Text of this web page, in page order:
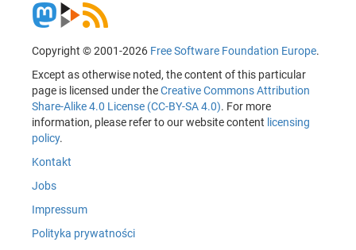
Copyright © 2001-2026 Free Software Foundation Europe.
Except as otherwise noted, the content of this particular
page is licensed under theCreative Commons Attribution
Share-Alike 4.0 License (CC-BY-SA 4.0). For more
information, please refer to our website content licensing
policy.
Kontakt
Jobs
Impressum
Polityka prywatności